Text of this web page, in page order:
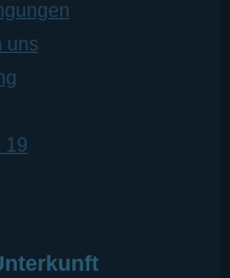
uns
19